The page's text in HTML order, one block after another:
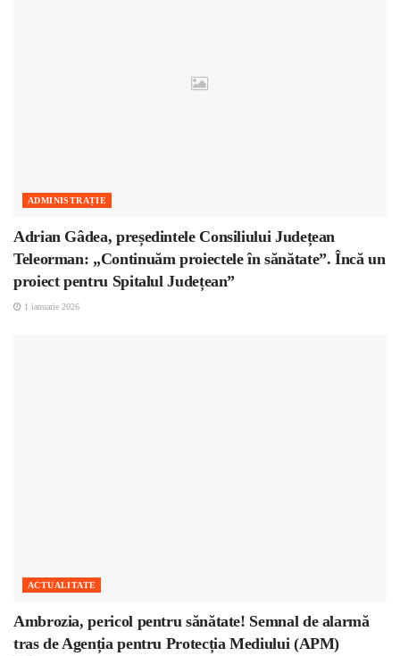
ADMINISTRAȚIE
Adrian Gâdea, președintele Consiliului Județean
Teleorman: „Continuăm proiectele în sănătate”. Încă un
proiect pentru Spitalul Județean”
1 ianuarie 2026
ACTUALITATE
Ambrozia, pericol pentru sănătate! Semnal de alarmă
tras de Agenția pentru Protecția Mediului (APM)